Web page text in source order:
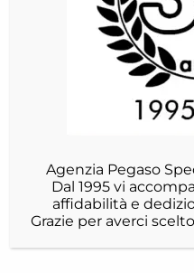
Agenzia Pegaso
Dal 1995 vi
affidabilità e
Grazie per averci